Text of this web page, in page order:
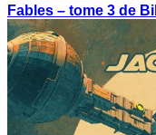
Fables – tome 3 de